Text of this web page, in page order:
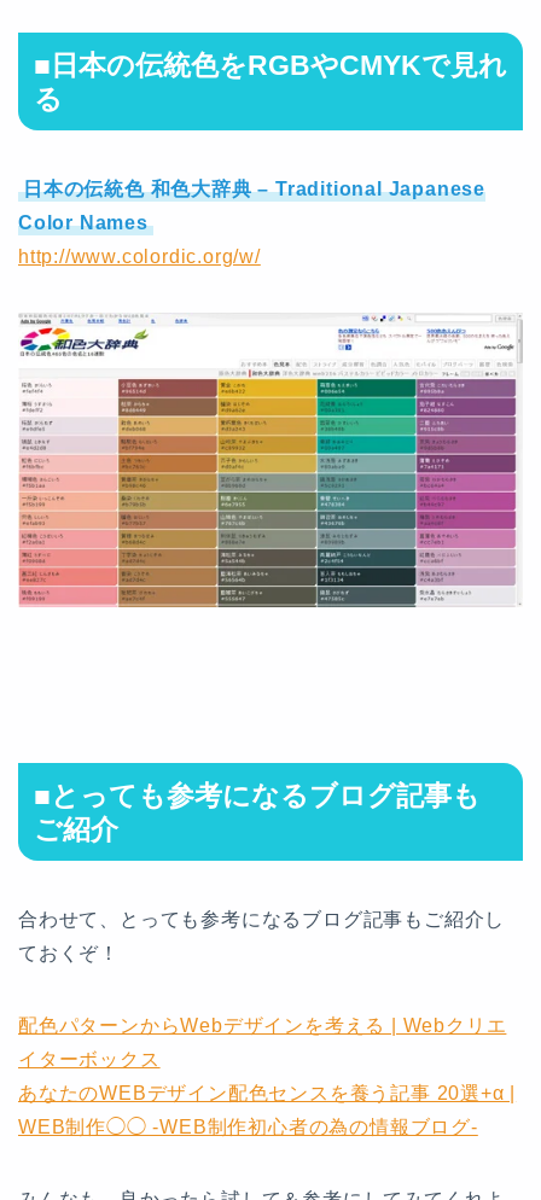
■日本の伝統色をRGBやCMYKで見れ
る
日本の伝統色 和色大辞典 – Traditional Japanese
Color Names
http://www.colordic.org/w/
■とっても参考になるブログ記事も
ご紹介
合わせて、とっても参考になるブログ記事もご紹介し
ておくぞ！
配色パターンからWebデザインを考える | Webクリエ
イターボックス
あなたのWEBデザイン配色センスを養う記事 20選+α |
WEB制作◯◯ -WEB制作初心者の為の情報ブログ-